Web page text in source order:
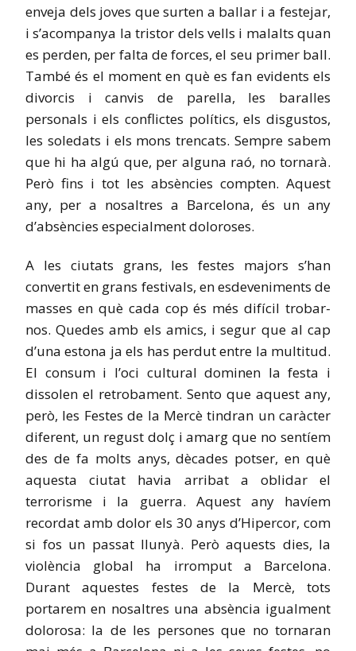
enveja dels joves que surten a ballar i a festejar,
i s’acompanya la tristor dels vells i malalts quan
es perden, per falta de forces, el seu primer ball.
També és el moment en què es fan evidents els
divorcis i canvis de parella, les baralles
personals i els conflictes polítics, els disgustos,
les soledats i els mons trencats. Sempre sabem
que hi ha algú que, per alguna raó, no tornarà.
Però fins i tot les absències compten. Aquest
any, per a nosaltres a Barcelona, és un any
d’absències especialment doloroses.
A les ciutats grans, les festes majors s’han
convertit en grans festivals, en esdeveniments de
masses en què cada cop és més difícil trobar-
nos. Quedes amb els amics, i segur que al cap
d’una estona ja els has perdut entre la multitud.
El consum i l’oci cultural dominen la festa i
dissolen el retrobament. Sento que aquest any,
però, les Festes de la Mercè tindran un caràcter
diferent, un regust dolç i amarg que no sentíem
des de fa molts anys, dècades potser, en què
aquesta ciutat havia arribat a oblidar el
terrorisme i la guerra. Aquest any havíem
recordat amb dolor els 30 anys d’Hipercor, com
si fos un passat llunyà. Però aquests dies, la
violència global ha irromput a Barcelona.
Durant aquestes festes de la Mercè, tots
portarem en nosaltres una absència igualment
dolorosa: la de les persones que no tornaran